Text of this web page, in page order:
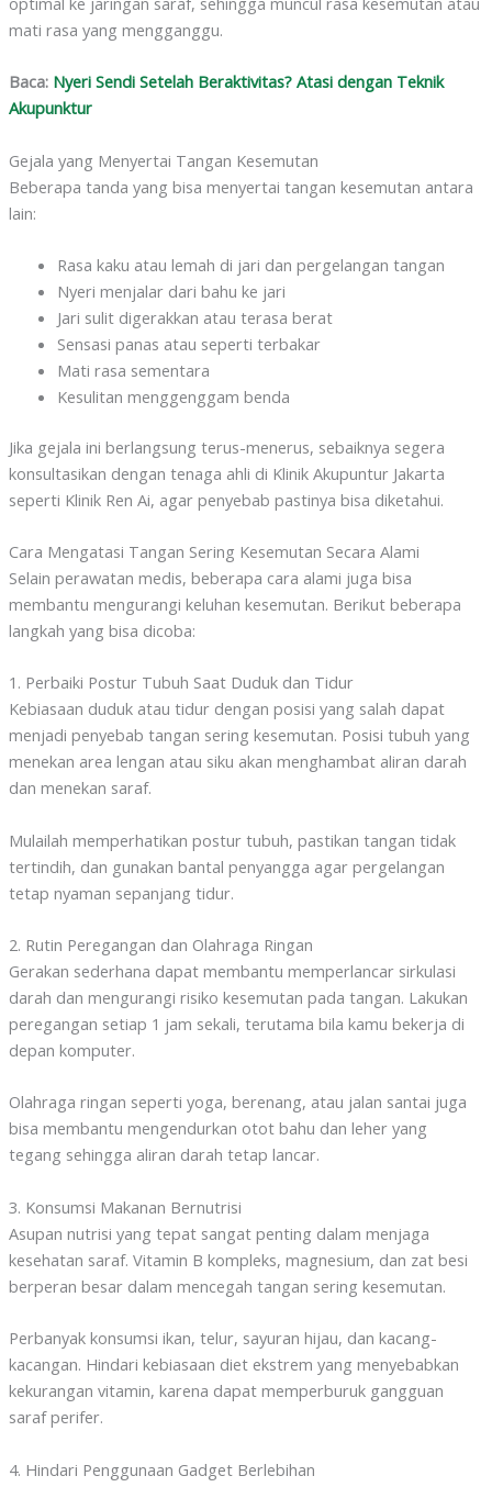
mati rasa yang mengganggu.
Baca: Nyeri Sendi Setelah Beraktivitas? Atasi dengan Teknik
Akupunktur
Gejala yang Menyertai Tangan Kesemutan
Beberapa tanda yang bisa menyertai tangan kesemutan antara
lain:
Rasa kaku atau lemah di jari dan pergelangan tangan
Nyeri menjalar dari bahu ke jari
Jari sulit digerakkan atau terasa berat
Sensasi panas atau seperti terbakar
Mati rasa sementara
Kesulitan menggenggam benda
Jika gejala ini berlangsung terus-menerus, sebaiknya segera
konsultasikan dengan tenaga ahli di Klinik Akupuntur Jakarta
seperti Klinik Ren Ai, agar penyebab pastinya bisa diketahui.
Cara Mengatasi Tangan Sering Kesemutan Secara Alami
Selain perawatan medis, beberapa cara alami juga bisa
membantu mengurangi keluhan kesemutan. Berikut beberapa
langkah yang bisa dicoba:
1. Perbaiki Postur Tubuh Saat Duduk dan Tidur
Kebiasaan duduk atau tidur dengan posisi yang salah dapat
menjadi penyebab tangan sering kesemutan. Posisi tubuh yang
menekan area lengan atau siku akan menghambat aliran darah
dan menekan saraf.
Mulailah memperhatikan postur tubuh, pastikan tangan tidak
tertindih, dan gunakan bantal penyangga agar pergelangan
tetap nyaman sepanjang tidur.
2. Rutin Peregangan dan Olahraga Ringan
Gerakan sederhana dapat membantu memperlancar sirkulasi
darah dan mengurangi risiko kesemutan pada tangan. Lakukan
peregangan setiap 1 jam sekali, terutama bila kamu bekerja di
depan komputer.
Olahraga ringan seperti yoga, berenang, atau jalan santai juga
bisa membantu mengendurkan otot bahu dan leher yang
tegang sehingga aliran darah tetap lancar.
3. Konsumsi Makanan Bernutrisi
Asupan nutrisi yang tepat sangat penting dalam menjaga
kesehatan saraf. Vitamin B kompleks, magnesium, dan zat besi
berperan besar dalam mencegah tangan sering kesemutan.
Perbanyak konsumsi ikan, telur, sayuran hijau, dan kacang-
kacangan. Hindari kebiasaan diet ekstrem yang menyebabkan
kekurangan vitamin, karena dapat memperburuk gangguan
saraf perifer.
4. Hindari Penggunaan Gadget Berlebihan